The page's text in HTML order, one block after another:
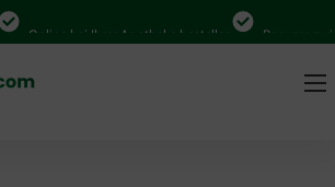
Online bei Ihrer Apotheke bestellen Bequem